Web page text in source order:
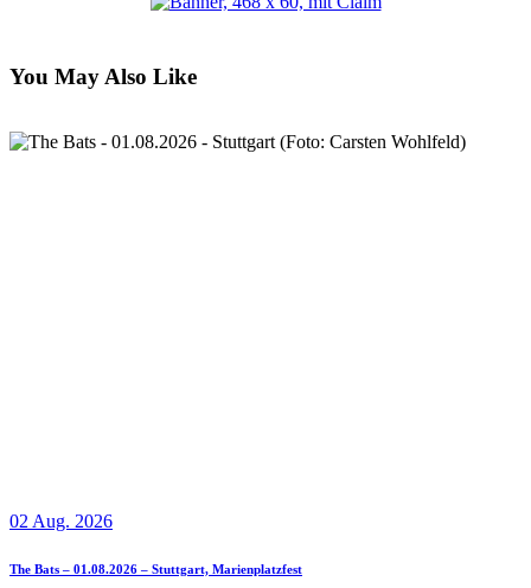
You May Also Like
02 Aug. 2026
The Bats – 01.08.2026 – Stuttgart, Marienplatzfest